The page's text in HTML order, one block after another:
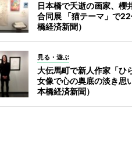
日本橋で夭逝の画家、櫻
合同展 「猫テーマ」で
橋経済新聞）
見る・遊ぶ
大伝馬町で新人作家「ひ
女像で心の奥底の淡き思
本橋経済新聞）